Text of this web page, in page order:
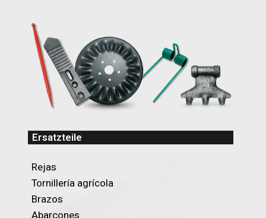
Ersatzteile
Rejas
Tornillería agrícola
Brazos